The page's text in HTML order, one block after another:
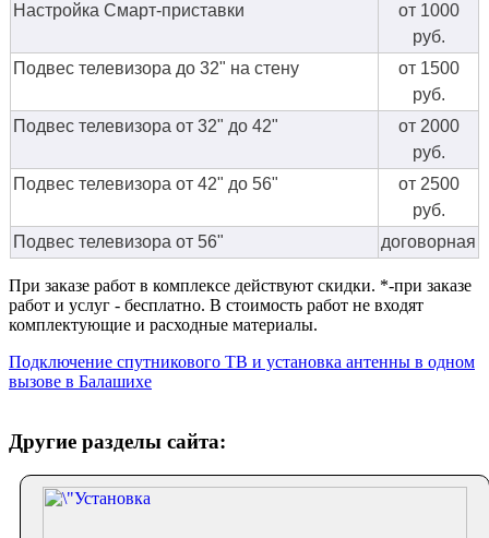
Настройка Смарт-приставки
от 1000
руб.
Подвес телевизора до 32" на стену
от 1500
руб.
Подвес телевизора от 32" до 42"
от 2000
руб.
Подвес телевизора от 42" до 56"
от 2500
руб.
Подвес телевизора от 56"
договорная
При заказе работ в комплексе действуют скидки. *-при заказе
работ и услуг - бесплатно. В стоимость работ не входят
комплектующие и расходные материалы.
Подключение спутникового ТВ и установка антенны в одном
вызове в Балашихе
Другие разделы сайта: